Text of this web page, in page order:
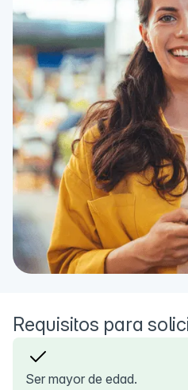
Requisitos para
Ser mayor de edad.